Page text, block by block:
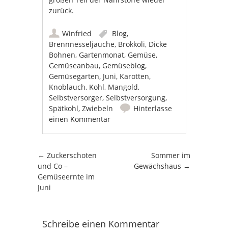
zurück.
Winfried Blog,
Brennnesseljauche, Brokkoli, Dicke
Bohnen, Gartenmonat, Gemüse,
Gemüseanbau, Gemüseblog,
Gemüsegarten, Juni, Karotten,
Knoblauch, Kohl, Mangold,
Selbstversorger,Selbstversorgung,
Spätkohl,Zwiebeln
Hinterlasse
einen Kommentar
Beitrags-Navigation
← Zuckerschoten
und Co –
Gemüseernte im
Juni
Sommer im
Gewächshaus →
Schreibe einen Kommentar